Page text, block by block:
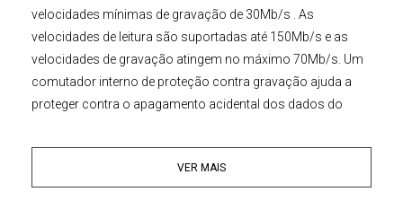
velocidades mínimas de gravação de 30Mb/s . As
velocidades de leitura são suportadas até 150Mb/s e as
velocidades de gravação atingem no máximo 70Mb/s. Um
comutador interno de proteção contra gravação ajuda a
proteger contra o apagamento acidental dos dados do
Cartão de Memória SDXC
VER MAIS